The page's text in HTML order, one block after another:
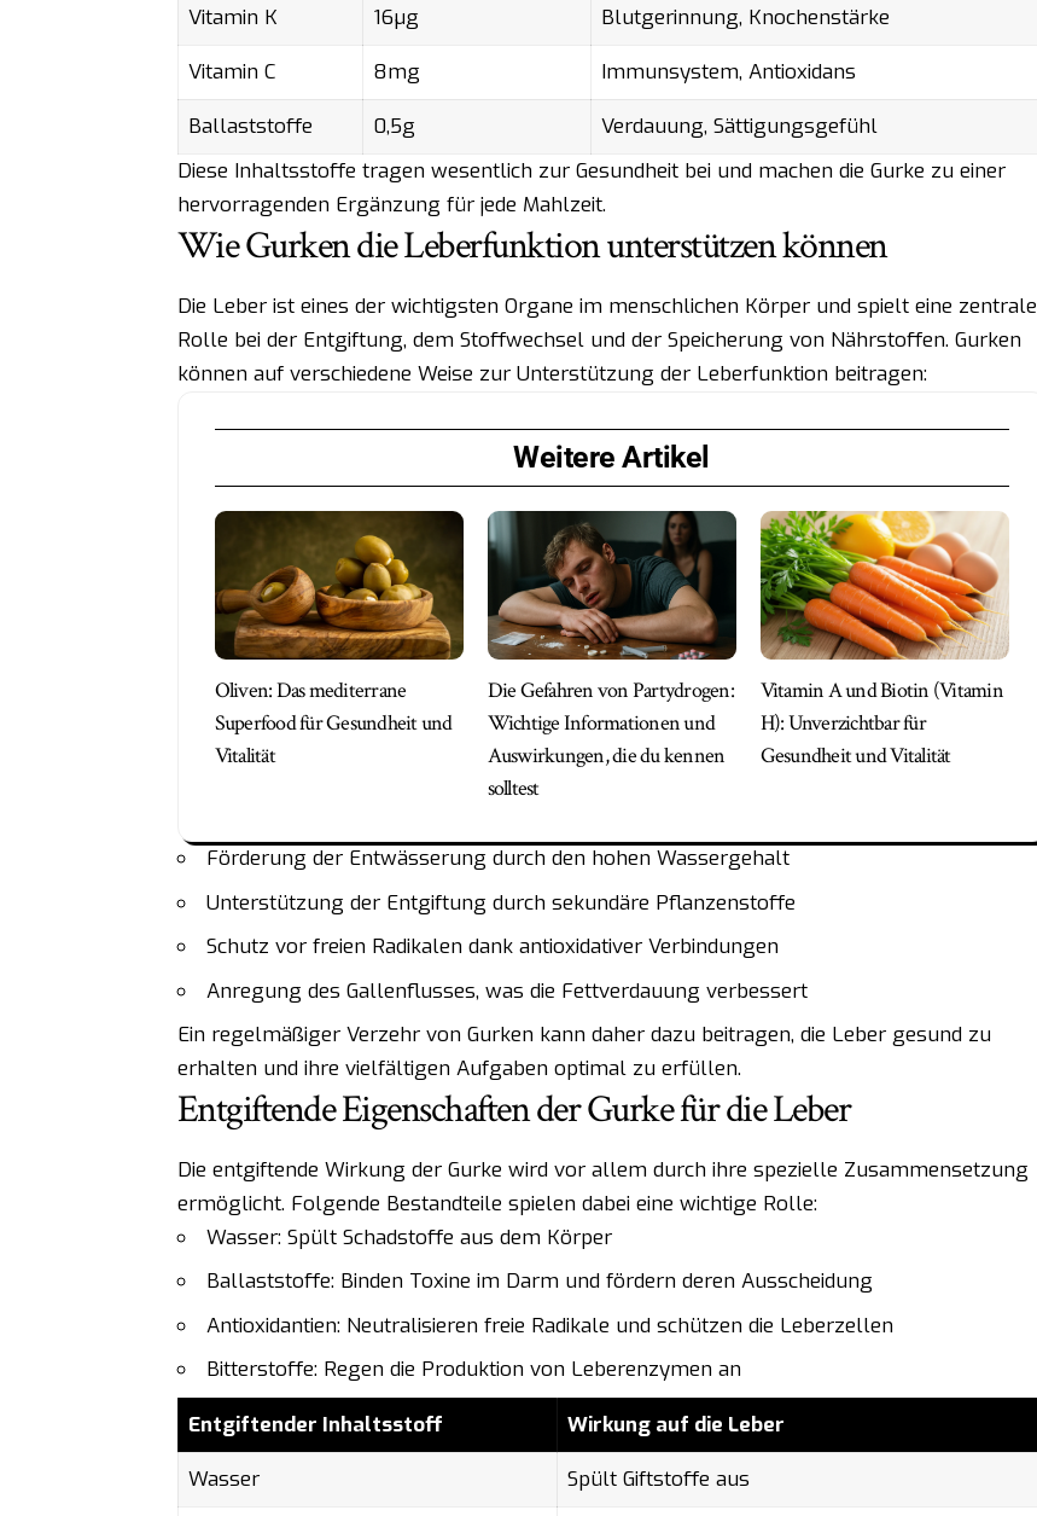
Vitamin K
16µg
Blutgerinnung, Knochenstärke
Vitamin C
8mg
Immunsystem, Antioxidans
Ballaststoffe
0,5g
Verdauung, Sättigungsgefühl
Diese Inhaltsstoffe tragen wesentlich zur Gesundheit bei und machen die Gurke zu einer
hervorragenden Ergänzung für jede Mahlzeit.
Wie Gurken die Leberfunktion unterstützen können
Die Leber ist eines der wichtigsten Organe im menschlichen Körper und spielt eine zentrale
Rolle bei der Entgiftung, dem Stoffwechsel und der Speicherung von Nährstoffen. Gurken
können auf verschiedene Weise zur Unterstützung der Leberfunktion beitragen:
Weitere Artikel
Oliven: Das mediterrane
Superfood für Gesundheit und
Vitalität
Die Gefahren von Partydrogen:
Wichtige Informationen und
Auswirkungen, die du kennen
solltest
Vitamin A und Biotin (Vitamin
H): Unverzichtbar für
Gesundheit und Vitalität
Förderung der Entwässerung durch den hohen Wassergehalt
Unterstützung der Entgiftung durch sekundäre Pflanzenstoffe
Schutz vor freien Radikalen dank antioxidativer Verbindungen
Anregung des Gallenflusses, was die Fettverdauung verbessert
Ein regelmäßiger Verzehr von Gurken kann daher dazu beitragen, die Leber gesund zu
erhalten und ihre vielfältigen Aufgaben optimal zu erfüllen.
Entgiftende Eigenschaften der Gurke für die Leber
Die entgiftende Wirkung der Gurke wird vor allem durch ihre spezielle Zusammensetzung
ermöglicht. Folgende Bestandteile spielen dabei eine wichtige Rolle:
Wasser: Spült Schadstoffe aus dem Körper
Ballaststoffe: Binden Toxine im Darm und fördern deren Ausscheidung
Antioxidantien: Neutralisieren freie Radikale und schützen die Leberzellen
Bitterstoffe: Regen die Produktion von Leberenzymen an
Entgiftender Inhaltsstoff
Wirkung auf die Leber
Wasser
Spült Giftstoffe aus